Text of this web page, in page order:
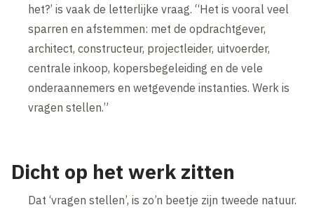
het?’ is vaak de letterlijke vraag. “Het is vooral veel
sparren en afstemmen: met de opdrachtgever,
architect, constructeur, projectleider, uitvoerder,
centrale inkoop, kopersbegeleiding en de vele
onderaannemers en wetgevende instanties. Werk is
vragen stellen.”
Dicht op het werk zitten
Dat ‘vragen stellen’, is zo’n beetje zijn tweede natuur.